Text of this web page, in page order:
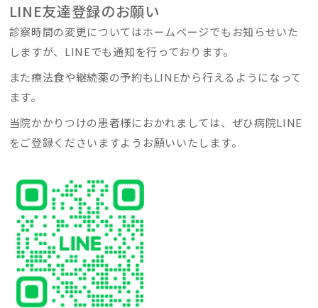
LINE友達登録のお願い
診察時間の変更についてはホームページでもお知らせいた
しますが、LINEでも通知を行っております。
また療法食や継続薬の予約もLINEから行えるようになって
ます。
当院かかりつけの患者様におかれましては、ぜひ病院LINE
をご登録くださいますようお願いいたします。